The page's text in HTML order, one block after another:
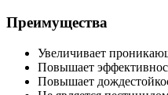
Преимущества
Увеличивает
Повышает
Повышает